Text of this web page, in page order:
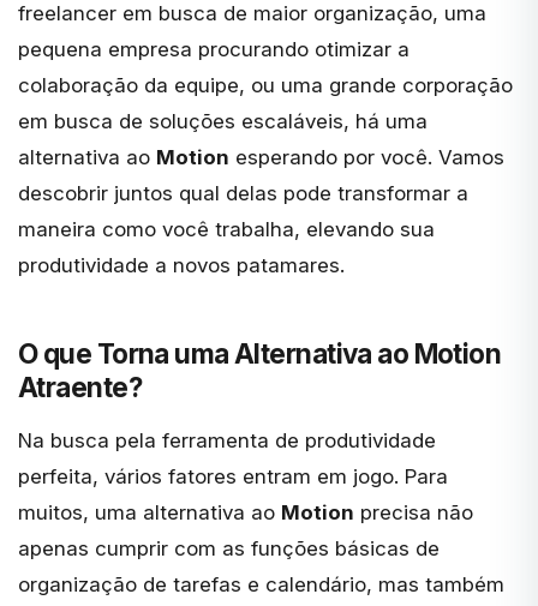
freelancer em busca de maior organização, uma
pequena empresa procurando otimizar a
colaboração da equipe, ou uma grande corporação
em busca de soluções escaláveis, há uma
alternativa ao Motion esperando por você. Vamos
descobrir juntos qual delas pode transformar a
maneira como você trabalha, elevando sua
produtividade a novos patamares.
O que Torna uma Alternativa ao Motion
Atraente?
Na busca pela ferramenta de produtividade
perfeita, vários fatores entram em jogo. Para
muitos, uma alternativa ao Motion precisa não
apenas cumprir com as funções básicas de
organização de tarefas e calendário, mas também